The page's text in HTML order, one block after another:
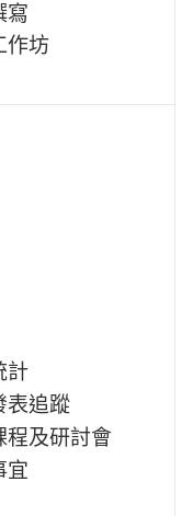
寫
作坊
計
表追蹤
程及研討會
宜